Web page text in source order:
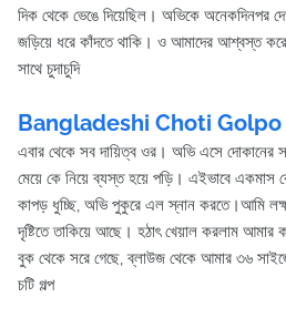
দিক থেকে ভেঙে দিয়েছিল। অভিকে অনেকদিনপর
জড়িয়ে ধরে কাঁদতে থাকি। ও আমাদের আশ্বস্ত
সাথে চুদাচুদি
Bangladeshi Choti Golpo
এবার থেকে সব দায়িত্ব ওর। অভি এসে দোকানের
মেয়ে কে নিয়ে ব্যস্ত হয়ে পড়ি। এইভাবে একমাস
কাপড় ধুচ্ছি, অভি পুকুরে এল স্নান করতে।আমি
দৃষ্টিতে তাকিয়ে আছে। হঠাৎ খেয়াল করলাম
বুক থেকে সরে গেছে, ব্লাউজ থেকে আমার ৩৬
চটি গল্প